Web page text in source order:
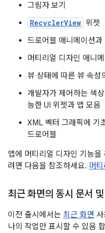
그림자 보기
RecyclerView 위젯
드로어블 애니메이션
머티리얼 디자인 애니
뷰 상태에 따른 뷰 속성
개발자가 제어하는 색
능한 UI 위젯과 앱 모음
XML 벡터 그래픽에 기
드로어블
앱에 머티리얼 디자인 기능
려면 다음을 참조하세요. 머
최근 화면의 동시 문서
이전 출시에서는 최근 화면
나의 작업만 표시할 수 있음